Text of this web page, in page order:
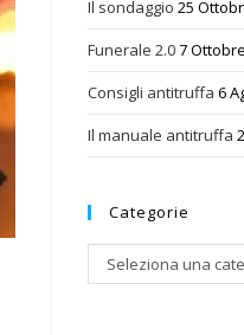
Il sondaggio 25
Funerale 2.07
Consigli antitruffa 6
Il manuale antitruffa
Categorie
Categorie
Seleziona una